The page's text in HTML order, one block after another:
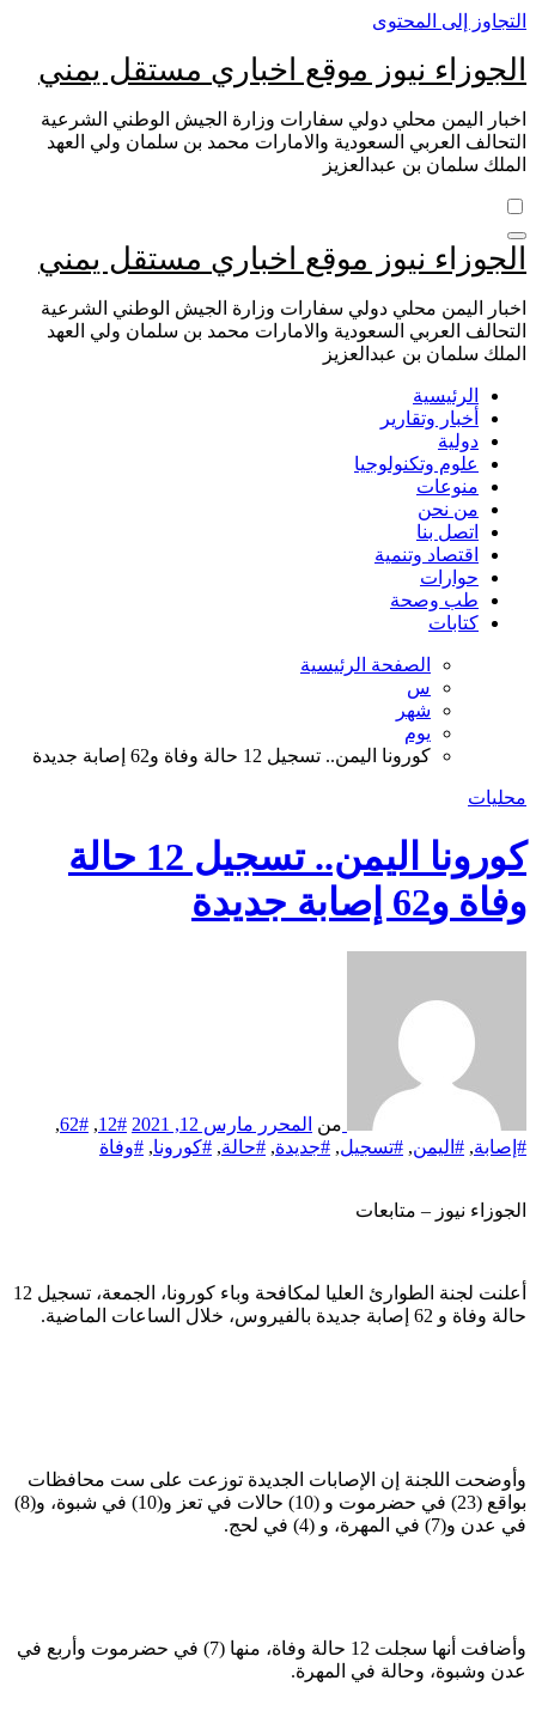
التجاوز إلى المحتوى
الجوزاء نيوز موقع اخباري مستقل يمني
اخبار اليمن محلي دولي سفارات وزارة الجيش الوطني الشرعية
التحالف العربي السعودية والامارات محمد بن سلمان ولي العهد
الملك سلمان بن عبدالعزيز
الجوزاء نيوز موقع اخباري مستقل يمني
اخبار اليمن محلي دولي سفارات وزارة الجيش الوطني الشرعية
التحالف العربي السعودية والامارات محمد بن سلمان ولي العهد
الملك سلمان بن عبدالعزيز
الرئيسية
أخبار وتقارير
دولية
علوم وتكنولوجيا
منوعات
من نحن
اتصل بنا
اقتصاد وتنمية
حوارات
طب وصحة
كتابات
الصفحة الرئيسية
س
شهر
يوم
كورونا اليمن.. تسجيل 12 حالة وفاة و62 إصابة جديدة
محليات
كورونا اليمن.. تسجيل 12 حالة
وفاة و62 إصابة جديدة
من المحرر مارس 12, 2021 #12
,
#62
,
#إصابة, #اليمن, #تسجيل, #جديدة, #حالة, #كورونا, #وفاة
الجوزاء نيوز – متابعات
أعلنت لجنة الطوارئ العليا لمكافحة وباء كورونا، الجمعة، تسجيل 12
حالة وفاة و 62 إصابة جديدة بالفيروس، خلال الساعات الماضية.
وأوضحت اللجنة إن الإصابات الجديدة توزعت على ست محافظات
بواقع (23) في حضرموت و (10) حالات في تعز و(10) في شبوة، و(8)
في عدن و(7) في المهرة، و (4) في لحج.
وأضافت أنها سجلت 12 حالة وفاة، منها (7) في حضرموت وأربع في
عدن وشبوة، وحالة في المهرة.